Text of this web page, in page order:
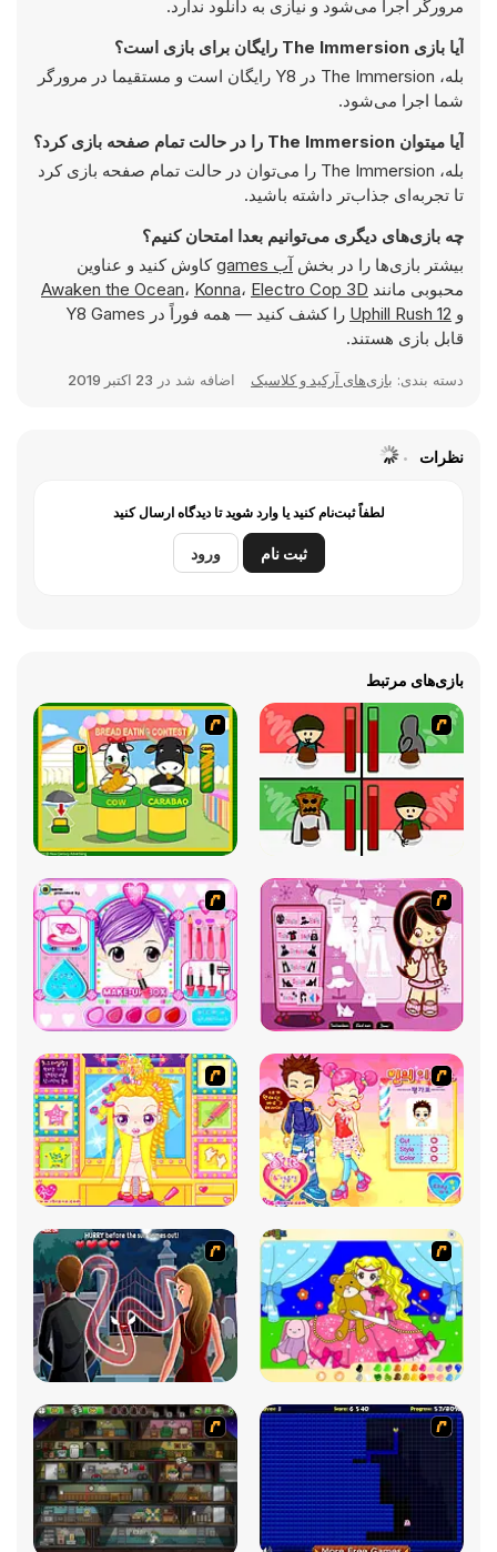
مرورگر اجرا می‌شود و نیازی به دانلود ندارد.
آیا بازی The Immersion رایگان برای بازی است؟
بله، The Immersion در Y8 رایگان است و مستقیما در مرورگر
شما اجرا می‌شود.
آیا میتوان The Immersion را در حالت تمام صفحه بازی کرد؟
بله، The Immersion را می‌توان در حالت تمام صفحه بازی کرد
تا تجربه‌ای جذاب‌تر داشته باشید.
چه بازی‌های دیگری می‌توانیم بعدا امتحان کنیم؟
بیشتر بازی‌ها را در بخشآب games
کاوش کنید و عناوین
محبوبی مانند
Awaken the Ocean، Konna، Electro Cop 3D
و Uphill Rush 12
را کشف کنید — همه فوراً در Y8 Games
قابل بازی هستند.
دسته بندی: بازی‌های آرکید و کلاسیک اضافه شد در 23 اکتبر 2019
نظرات
لطفاً ثبت‌نام کنید یا وارد شوید تا دیدگاه ارسال کنید
ثبت نام ورود
بازی‌های مرتبط